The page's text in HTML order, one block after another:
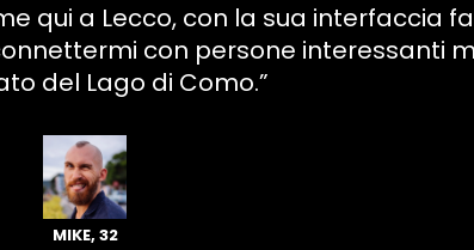
qui a Lecco, con la sua interfaccia
con persone interessanti
del Lago di Como.”
MIKE, 32